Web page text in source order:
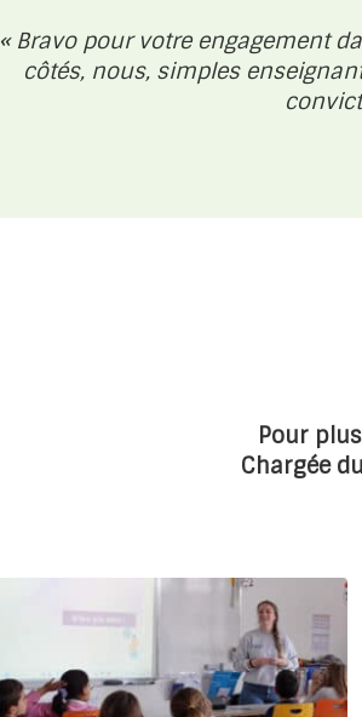
« Bravo pour votre engagement
côtés, nous, simples
Pour
Chargée